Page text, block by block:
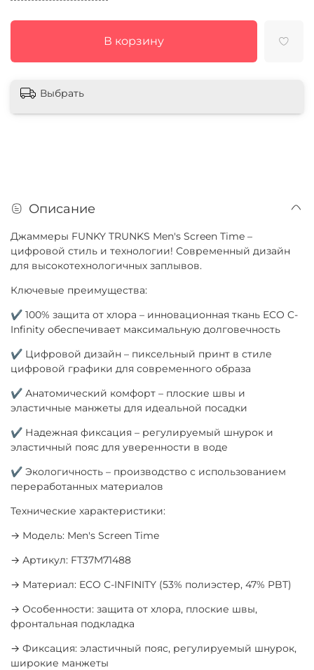
В корзину
Выбрать
Описание
Джаммеры FUNKY TRUNKS Men's Screen Time –
цифровой стиль и технологии! Современный дизайн
для высокотехнологичных заплывов.
Ключевые преимущества:
✔ 100% защита от хлора – инновационная ткань ECO C-
Infinity обеспечивает максимальную долговечность
✔ Цифровой дизайн – пиксельный принт в стиле
цифровой графики для современного образа
✔ Анатомический комфорт – плоские швы и
эластичные манжеты для идеальной посадки
✔ Надежная фиксация – регулируемый шнурок и
эластичный пояс для уверенности в воде
✔ Экологичность – производство с использованием
переработанных материалов
Технические характеристики:
→ Модель: Men's Screen Time
→ Артикул: FT37M71488
→ Материал: ECO C-INFINITY (53% полиэстер, 47% PBT)
→ Особенности: защита от хлора, плоские швы,
фронтальная подкладка
→ Фиксация: эластичный пояс, регулируемый шнурок,
широкие манжеты